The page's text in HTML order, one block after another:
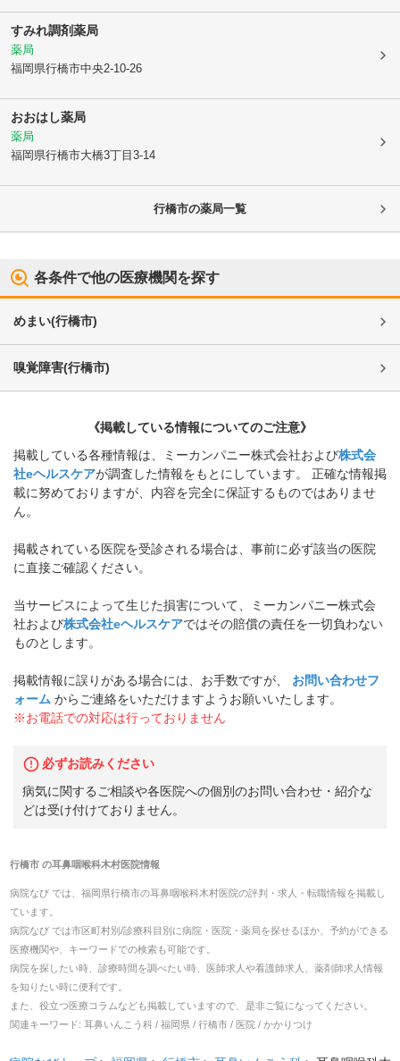
すみれ調剤薬局
薬局
福岡県行橋市中央2-10-26
おおはし薬局
薬局
福岡県行橋市大橋3丁目3-14
行橋市の薬局一覧
各条件で他の医療機関を探す
めまい(行橋市)
嗅覚障害(行橋市)
《掲載している情報についてのご注意》
掲載している各種情報は、ミーカンパニー株式会社および株式会
社eヘルスケアが調査した情報をもとにしています。 正確な情報掲
載に努めておりますが、内容を完全に保証するものではありませ
ん。
掲載されている医院を受診される場合は、事前に必ず該当の医院
に直接ご確認ください。
当サービスによって生じた損害について、ミーカンパニー株式会
社および株式会社eヘルスケアではその賠償の責任を一切負わない
ものとします。
掲載情報に誤りがある場合には、お手数ですが、
お問い合わせフ
ォーム からご連絡をいただけますようお願いいたします。
※お電話での対応は行っておりません
必ずお読みください
病気に関するご相談や各医院への個別のお問い合わせ・紹介な
どは受け付けておりません。
行橋市の耳鼻咽喉科木村医院情報
病院なび では、 福岡県行橋市の耳鼻咽喉科木村医院の評判・求人・転職情報を掲載し
ています。
病院なび では市区町村別/診療科目別に病院・医院・薬局を探せるほか、予約ができる
医療機関や、キーワードでの検索も可能です。
病院を探したい時、診療時間を調べたい時、医師求人や看護師求人、薬剤師求人情報
を知りたい時に便利です。
また、役立つ医療コラムなども掲載していますので、是非ご覧になってください。
関連キーワード: 耳鼻いんこう科 / 福岡県 / 行橋市 / 医院 / かかりつけ